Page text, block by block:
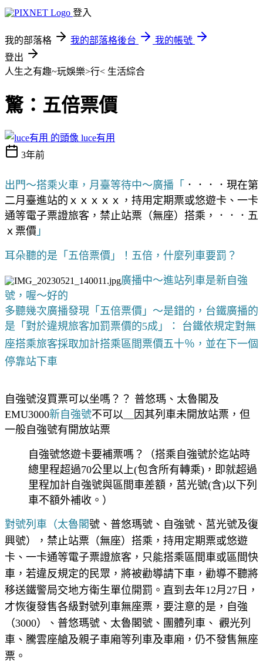
登入
我的部落格 我的部落格後台
我的帳號
登出
人生之有趣~玩娛樂>行< 生活綜合
驚：五倍票價
luce有用
3年前
出門～搭乘火車，月臺等待中～廣播「 ．．．．現在第
二月臺進站的ｘｘｘｘｘ，持用定期票或悠遊卡、一卡
通等電子票證旅客，禁止站票（無座）搭乘，．．．五
ｘ票價 」
耳朵聽的是「五倍票價」！五倍，什麼列車要罰？
廣播中～進站列車是新自強
號，喔～好的
多聽幾次廣播發現「五倍票價」～是錯的，台鐵廣播的
是「對於違規旅客加罰票價的5成」： 台鐵依規定對無
座搭乘旅客採取加計搭乘區間票價五十％，並在下一個
停靠站下車
自強號沒買票可以坐嗎？？ 普悠瑪、太魯閣及
EMU3000新自強號不可以＿因其列車未開放站票，但
一般自強號有開放站票
自強號悠遊卡要補票嗎？（搭乘自強號於迄站時
總里程超過70公里以上(包含所有轉乘)，即就超過
里程加計自強號與區間車差額，莒光號(含)以下列
車不額外補收。）
對號列車（太魯閣號、普悠瑪號、自強號、莒光號及復
興號），禁止站票（無座）搭乘，持用定期票或悠遊
卡、一卡通等電子票證旅客，只能搭乘區間車或區間快
車，若違反規定的民眾，將被勸導請下車，勸導不聽將
移送鐵警局交地方衛生單位開罰。直到去年12月27日，
才恢復發售各級對號列車無座票，要注意的是，自強
（3000）、普悠瑪號、太魯閣號、團體列車、 觀光列
車、騰雲座艙及親子車廂等列車及車廂，仍不發售無座
票。